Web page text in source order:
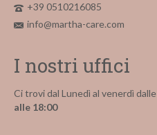
+39 0510216085
info@martha-care.com
I nostri uffici
Ci trovi dal Lunedì al venerdì dalle
alle 18:00